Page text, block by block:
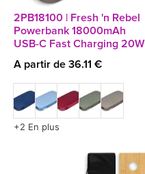
2PB18100 | Fresh 'n Rebel
Powerbank 18000mAh
USB-C Fast Charging 20W
A partir de 36.11 €
+2 En plus